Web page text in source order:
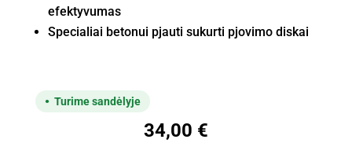
efektyvumas
Specialiai betonui pjauti sukurti pjovimo diskai
Turime sandėlyje
34,00 €